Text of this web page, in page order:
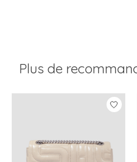
Plus de
Articles du carrousel de